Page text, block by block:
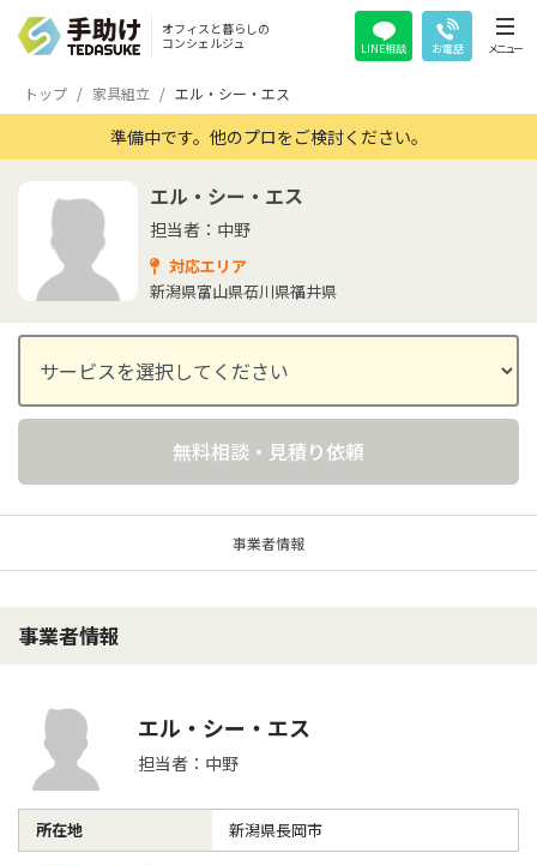
オフィスと暮らしの
コンシェルジュ
LINE相談 お電話 メニュー
トップ 家具組立 エル・シー・エス
準備中です。他のプロをご検討ください。
エル・シー・エス
担当者：中野
対応エリア
新潟県富山県石川県福井県
無料相談・見積り依頼
事業者情報
事業者情報
エル・シー・エス
担当者：中野
所在地 新潟県長岡市